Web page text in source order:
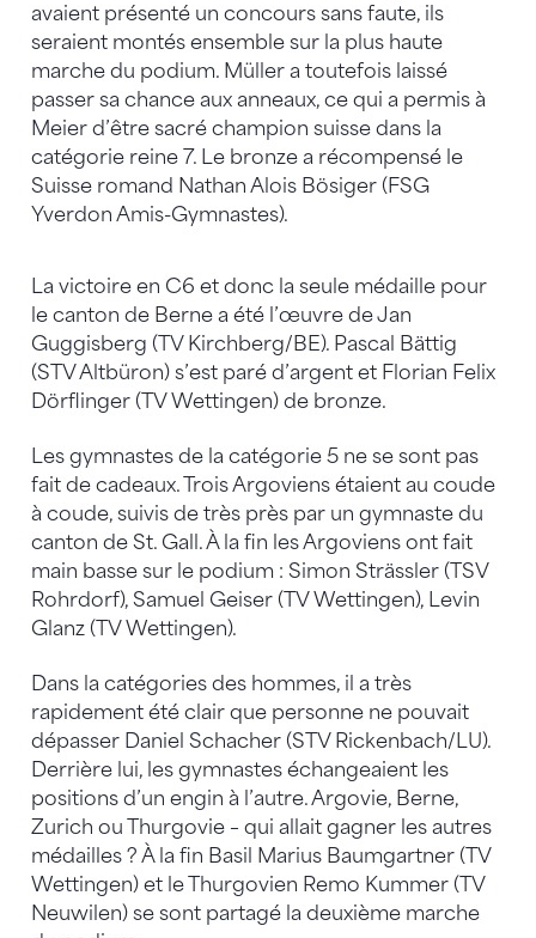
avaient présenté un concours sans faute, ils
seraient montés ensemble sur la plus haute
marche du podium. Müller a toutefois laissé
passer sa chance aux anneaux, ce qui a permis à
Meier d’être sacré champion suisse dans la
catégorie reine 7. Le bronze a récompensé le
Suisse romand Nathan Alois Bösiger (FSG
Yverdon Amis-Gymnastes).
La victoire en C6 et donc la seule médaille pour
le canton de Berne a été l’œuvre de Jan
Guggisberg (TV Kirchberg/BE). Pascal Bättig
(STV Altbüron) s’est paré d’argent et Florian Felix
Dörflinger (TV Wettingen) de bronze.
Les gymnastes de la catégorie 5 ne se sont pas
fait de cadeaux. Trois Argoviens étaient au coude
à coude, suivis de très près par un gymnaste du
canton de St. Gall. À la fin les Argoviens ont fait
main basse sur le podium : Simon Strässler (TSV
Rohrdorf), Samuel Geiser (TV Wettingen), Levin
Glanz (TV Wettingen).
Dans la catégories des hommes, il a très
rapidement été clair que personne ne pouvait
dépasser Daniel Schacher (STV Rickenbach/LU).
Derrière lui, les gymnastes échangeaient les
positions d’un engin à l’autre. Argovie, Berne,
Zurich ou Thurgovie – qui allait gagner les autres
médailles ? À la fin Basil Marius Baumgartner (TV
Wettingen) et le Thurgovien Remo Kummer (TV
Neuwilen) se sont partagé la deuxième marche